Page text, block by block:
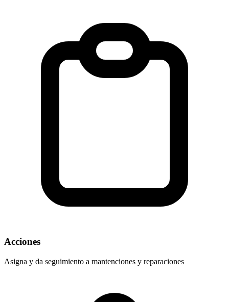
Acciones
Asigna y da seguimiento a mantenciones y reparaciones